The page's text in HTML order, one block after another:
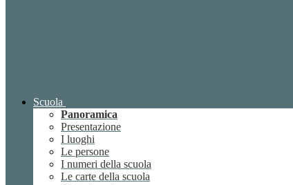
Scuola
Panoramica
Presentazione
I luoghi
Le persone
I numeri della scuola
Le carte della scuola